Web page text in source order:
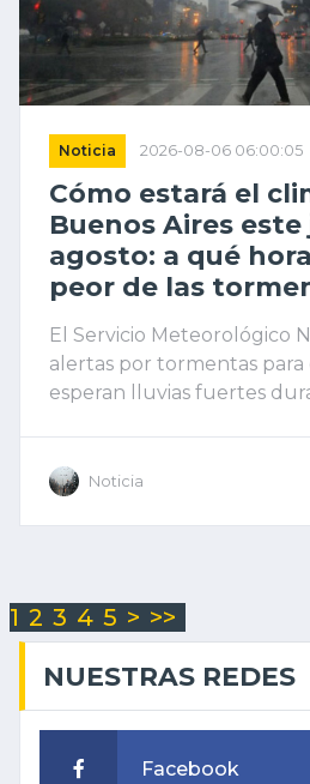
Noticia 2026-08-06 06:00:05
Cómo estará el
Buenos Aires este
agosto: a qué
peor de las
El Servicio Meteorológico
alertas por tormentas para
esperan lluvias fuertes
el viernes tras la mejora del
Noticia
1 2 3 4 5 > >>
NUESTRAS REDES
Facebook